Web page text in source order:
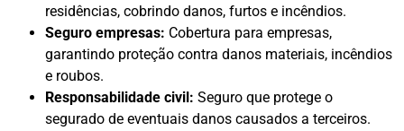
residências, cobrindo danos, furtos e incêndios.
Seguro empresas: Cobertura para empresas,
garantindo proteção contra danos materiais, incêndios
e roubos.
Responsabilidade civil: Seguro que protege o
segurado de eventuais danos causados a terceiros.